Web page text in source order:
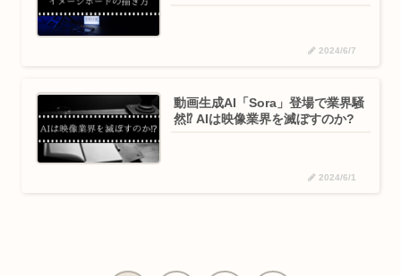
2024/6/7
動画生成AI「Sora」登場で業界騒
然⁉ AIは映像業界を滅ぼすのか?
2024/6/1